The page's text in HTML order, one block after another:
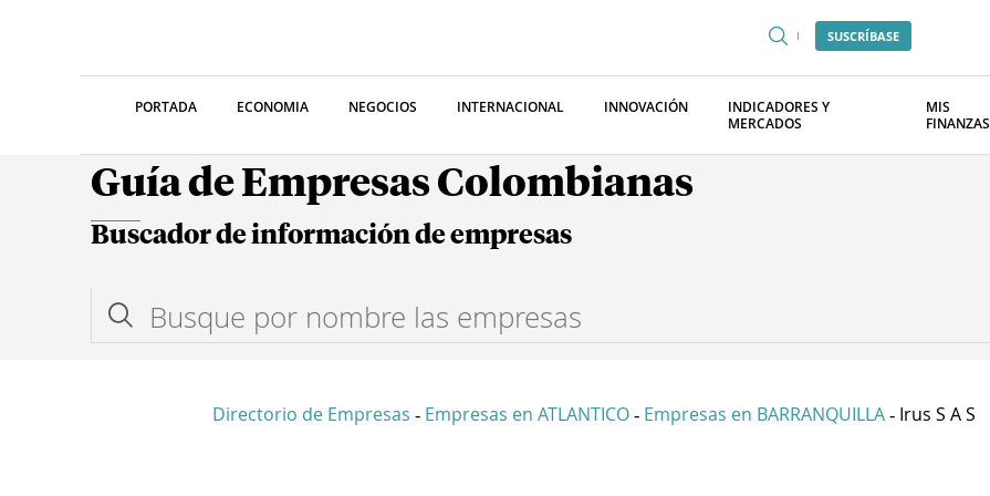
SUSCRÍBASE
PORTADA ECONOMIA NEGOCIOS INTERNACIONAL INNOVACIÓN
INDICADORES Y
MERCADOS
MIS
FINANZAS
Guía de Empresas Colombianas
Buscador de información de empresas
Directorio de Empresas - Empresas en ATLANTICO - Empresas en BARRANQUILLA - Irus S A S